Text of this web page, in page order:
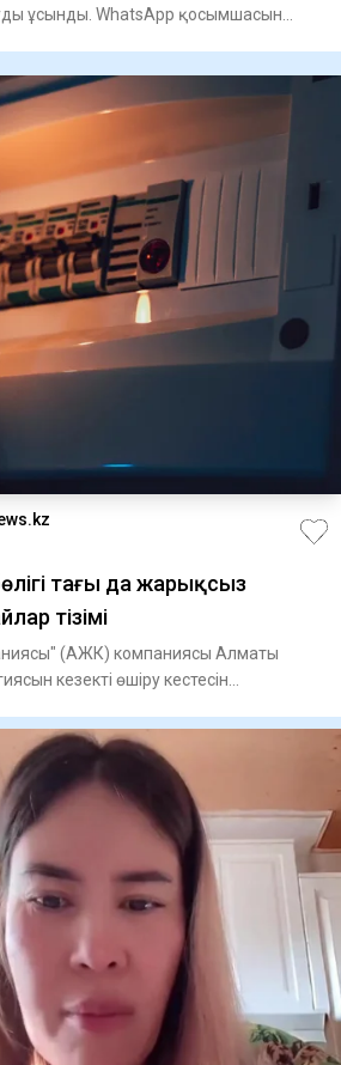
ұсынды. WhatsApp қосымшасын
тағы да жарықсыз
тізімі
(АЖК) компаниясы Алматы
кезекті өшіру кестесін